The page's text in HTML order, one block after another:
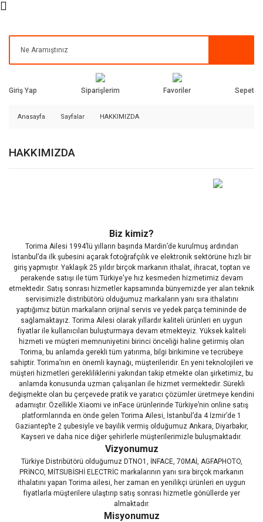
Giriş Yap Siparişlerim Favoriler Sepet
Anasayfa Sayfalar HAKKIMIZDA
HAKKIMIZDA
Biz kimiz?
Torima Ailesi 1994’lü yılların başında Mardin’de kurulmuş ardından
İstanbul’da ilk şubesini açarak fotoğrafçılık ve elektronik sektörüne hızlı bir
giriş yapmıştır. Yaklaşık 25 yıldır birçok markanın ithalat, ihracat, toptan ve
perakende satışı ile tüm Türkiye'ye hız kesmeden hizmetimiz devam
etmektedir. Satış sonrası hizmetler kapsamında bünyemizde yer alan teknik
servisimizle distribütörü olduğumuz markaların yanı sıra ithalatını
yaptığımız bütün markaların orijinal servis ve yedek parça temininde de
sağlamaktayız. Torima Ailesi olarak yıllardır kaliteli ürünleri en uygun
fiyatlar ile kullanıcıları buluşturmaya devam etmekteyiz. Yüksek kaliteli
hizmeti ve müşteri memnuniyetini birinci önceliği haline getirmiş olan
Torima, bu anlamda gerekli tüm yatırıma, bilgi birikimine ve tecrübeye
sahiptir. Torima’nın en önemli kaynağı, müşterileridir. En yeni teknolojileri ve
müşteri hizmetleri gerekliliklerini yakından takip etmekte olan şirketimiz, bu
anlamda konusunda uzman çalışanları ile hizmet vermektedir. Sürekli
değişmekte olan bu çerçevede pratik ve yaratıcı çözümler üretmeye kendini
adamıştır. Özellikle Xiaomi ve inFace ürünlerinde Türkiye’nin online satış
platformlarında en önde gelen Torima Ailesi, İstanbul’da 4 İzmir’de 1
Gaziantep’te 2 şubesiyle ve bayilik vermiş olduğumuz Ankara, Diyarbakır,
Kayseri ve daha nice diğer şehirlerle müşterilerimizle buluşmaktadır.
Vizyonumuz
Türkiye Distribütörü olduğumuz DTNO1, İNFACE, 70MAİ, AGFAPHOTO,
PRİNCO, MİTSUBİSHİ ELECTRİC markalarının yanı sıra birçok markanın
ithalatını yapan Torima ailesi, her zaman en yenilikçi ürünleri en uygun
fiyatlarla müşterilere ulaştırıp satış sonrası hizmetle gönüllerde yer
almaktadır.
Misyonumuz